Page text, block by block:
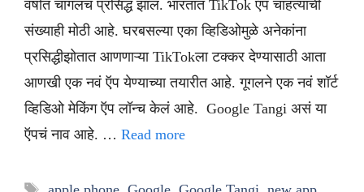
वर्षात चांगलंच प्रसिद्ध झालं. भारतात TikTok ऍप चाहत्यांची
संख्याही मोठी आहे. घरबसल्या एका व्हिडिओमुळे अनेकांना
प्रसिद्धीझोतात आणणाऱ्या TikTokला टक्कर देण्यासाठी आता
आणखी एक नवं ऍप येण्याच्या तयारीत आहे. गूगलने एक नवं शॉर्ट
व्हिडिओ मेकिंग ऍप लॉन्च केलं आहे. Google Tangi असं या
ऍपचं नाव आहे. … Read more
Tags